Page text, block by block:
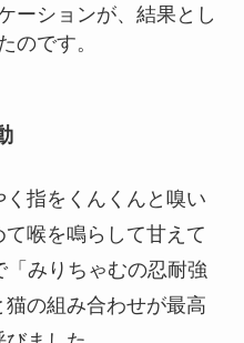
ーションが、結果とし
のです。
指をくんくんと嗅い
喉を鳴らして甘えて
「みりちゃむの忍耐強
の組み合わせが最高